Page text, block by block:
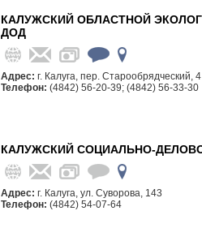
КАЛУЖСКИЙ ОБЛАСТНОЙ
ДОД
Адрес: г. Калуга, пер. Старообрядческий, 4
Телефон: (4842) 56-20-39; (4842) 56-33-30
КАЛУЖСКИЙ СОЦИАЛЬНО-
Адрес: г. Калуга, ул. Суворова, 143
Телефон: (4842) 54-07-64